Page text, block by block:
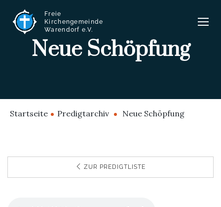
Freie
Kirchengemeinde
Warendorf e.V.
Neue Schöpfung
Startseite Predigtarchiv Neue Schöpfung
ZUR PREDIGTLISTE